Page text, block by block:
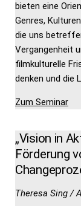
bieten eine
Genres,
die uns
Vergangenheit
filmkulturelle
denken und die
Zum Seminar
„Vision in
Förderung
Theresa Sing /